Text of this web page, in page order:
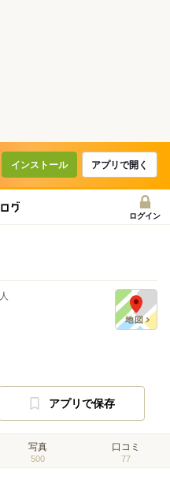
インストール アプリで開く
ログイン
人
アプリで保存
写真
500
口コミ
77